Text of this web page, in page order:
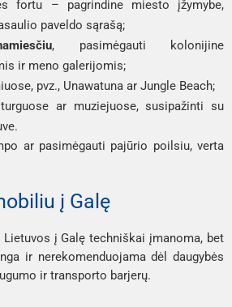
fortu – pagrindine miesto įžymybe,
paveldo sąrašą;
, pasimėgauti kolonijine
ir meno galerijomis;
pvz., Unawatuna ar Jungle Beach;
ar muziejuose, susipažinti su
ar pasimėgauti pajūrio poilsiu, verta
į Galę
į Galę techniškai įmanoma, bet
ir nerekomenduojama dėl daugybės
ir transporto barjerų.